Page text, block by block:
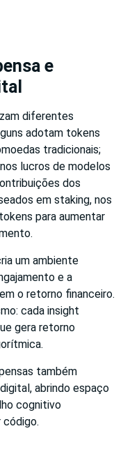
e
diferentes
adotam tokens
tradicionais;
lucros de modelos
dos
em staking, nos
para aumentar
um ambiente
e a
o retorno financeiro.
cada insight
gera retorno
também
abrindo espaço
cognitivo
código.